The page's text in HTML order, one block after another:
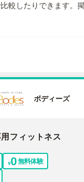
較したりできます。
ボディーズ
フィットネス
無料体験